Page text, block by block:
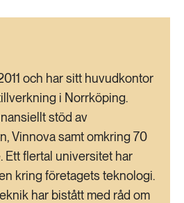
och har sitt huvudkontor
i Norrköping.
stöd av
Vinnova samt omkring 70
Ett flertal universitet har
kring företagets teknologi.
har bistått med råd om